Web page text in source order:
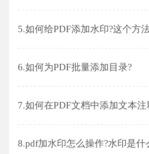
5.如何给PDF添加水印?这个方
6.如何为PDF批量添加目录?
7.如何在PDF文档中添加文本注
8.pdf加水印怎么操作?水印是什